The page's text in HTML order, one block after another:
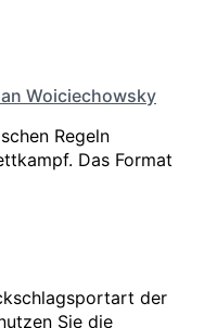
Woiciechowsky
Regeln
Das Format
der
Sie die